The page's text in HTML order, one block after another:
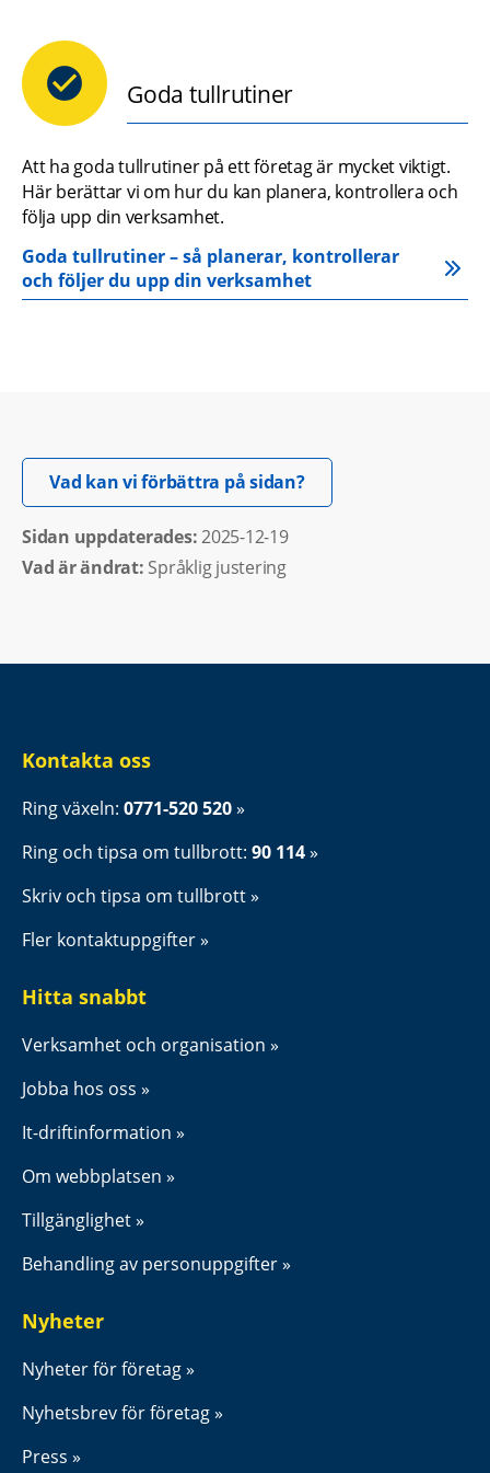
Goda tullrutiner
Att ha goda tullrutiner på ett företag är mycket viktigt.
Här berättar vi om hur du kan planera, kontrollera och
följa upp din verksamhet.
Goda tullrutiner – så planerar, kontrollerar
och följer du upp din verksamhet
Vad kan vi förbättra på sidan?Öppnas i nytt fönster.
Sidan uppdaterades: 2025-12-19
Vad är ändrat: Språklig justering
Kontakta oss
Ring växeln: 0771-520 520
Ring och tipsa om tullbrott: 90 114
Skriv och tipsa om tullbrott
Fler kontaktuppgifter
Hitta snabbt
Verksamhet och organisation
Jobba hos oss
It-driftinformation
Om webbplatsen
Tillgänglighet
Behandling av personuppgifter
Nyheter
Nyheter för företag
Nyhetsbrev för företag
Press